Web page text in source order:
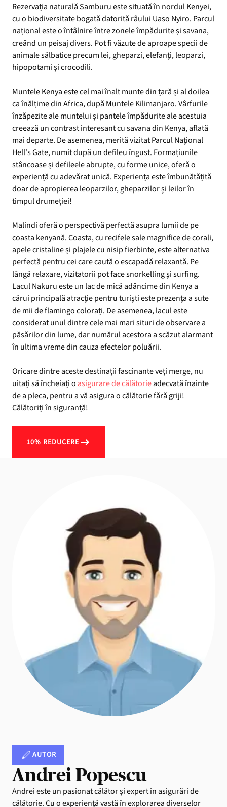
Rezervația naturală Samburu este situată în nordul Kenyei,
cu o biodiversitate bogată datorită râului Uaso Nyiro. Parcul
național este o întâlnire între zonele împădurite și savana,
creând un peisaj divers. Pot fi văzute de aproape specii de
animale sălbatice precum lei, gheparzi, elefanți, leoparzi,
hipopotami și crocodili.
Muntele Kenya este cel mai înalt munte din țară și al doilea
ca înălțime din Africa, după Muntele Kilimanjaro. Vârfurile
înzăpezite ale muntelui și pantele împădurite ale acestuia
creează un contrast interesant cu savana din Kenya, aflată
mai departe. De asemenea, merită vizitat Parcul Național
Hell's Gate, numit după un defileu îngust. Formațiunile
stâncoase și defileele abrupte, cu forme unice, oferă o
experiență cu adevărat unică. Experiența este îmbunătățită
doar de apropierea leoparzilor, gheparzilor și leilor în
timpul drumeției!
Malindi oferă o perspectivă perfectă asupra lumii de pe
coasta kenyană. Coasta, cu recifele sale magnifice de corali,
apele cristaline și plajele cu nisip fierbinte, este alternativa
perfectă pentru cei care caută o escapadă relaxantă. Pe
lângă relaxare, vizitatorii pot face snorkelling și surfing.
Lacul Nakuru este un lac de mică adâncime din Kenya a
cărui principală atracție pentru turiști este prezența a sute
de mii de flamingo colorați. De asemenea, lacul este
considerat unul dintre cele mai mari situri de observare a
păsărilor din lume, dar numărul acestora a scăzut alarmant
în ultima vreme din cauza efectelor poluării.
Oricare dintre aceste destinații fascinante veți merge, nu
uitați să încheiați o asigurare de călătorieadecvată înainte
de a pleca, pentru a vă asigura o călătorie fără griji!
Călătoriți în siguranță!
10% REDUCERE
AUTOR
Andrei Popescu
Andrei este un pasionat călător și expert în asigurări de
călătorie. Cu o experiență vastă în explorarea diverselor